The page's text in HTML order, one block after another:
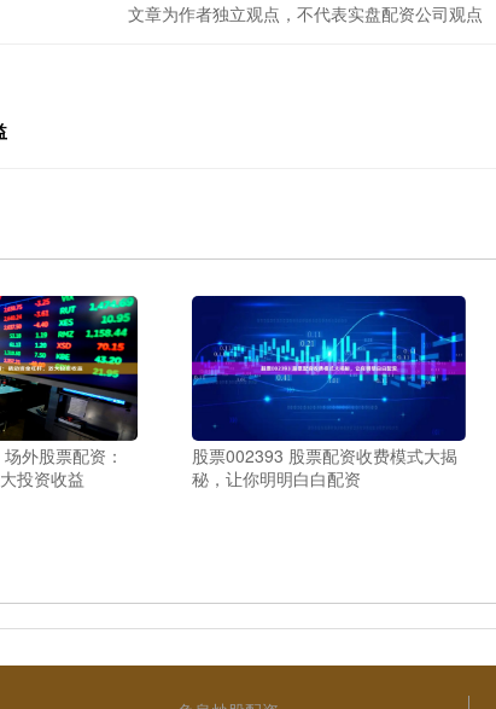
文章为作者独立观点，不代表实盘配资公司观点
外股票配资：
投资收益
股票002393 股票配资收费模式大揭
秘，让你明明白白配资